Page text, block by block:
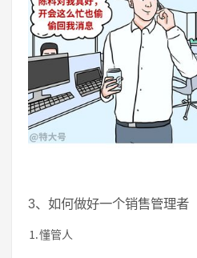
3、如何做好一个销售管理者
⒈懂管人